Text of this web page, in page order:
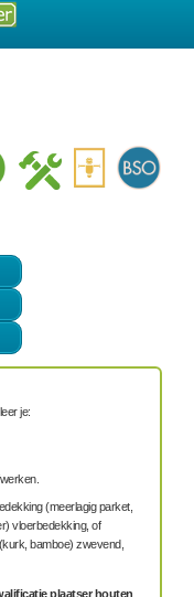
je:
(meerlagig parket,
vloerbedekking, of
bamboe) zwevend,
plaatser houten